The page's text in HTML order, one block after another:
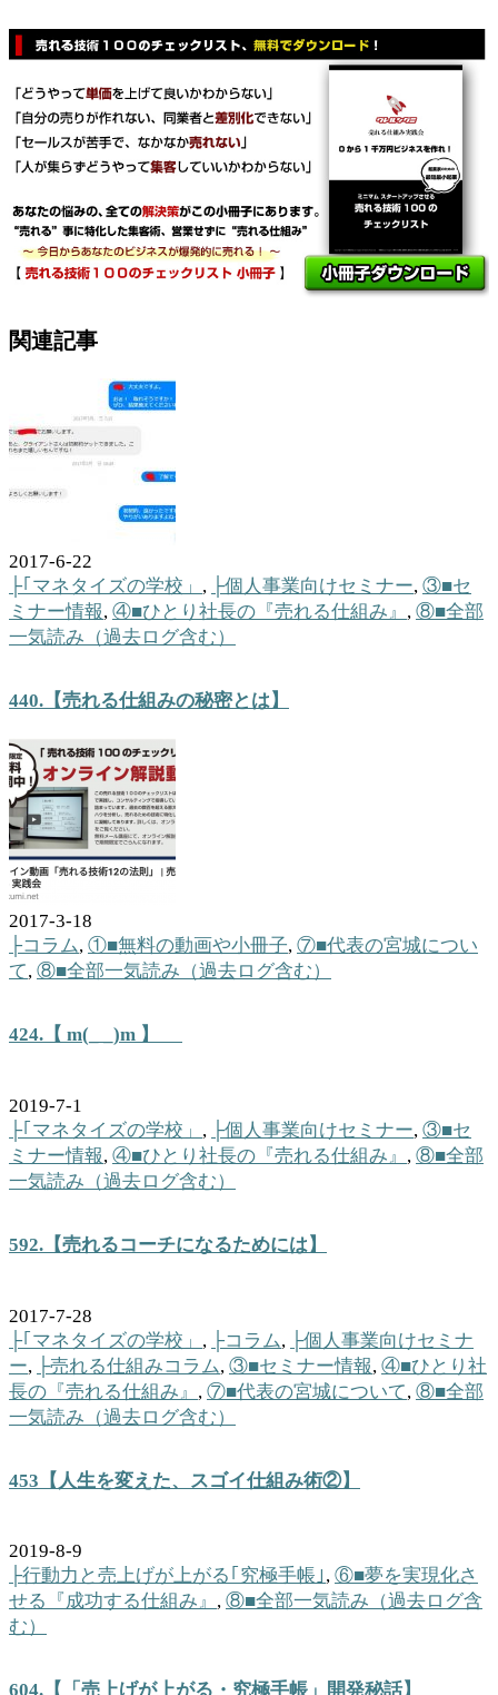
関連記事
2017-6-22
├｢マネタイズの学校」 , ├個人事業向けセミナー, ③■セ
ミナー情報, ④■ひとり社長の『売れる仕組み』 , ⑧■全部
一気読み（過去ログ含む）
440.【売れる仕組みの秘密とは】
2017-3-18
├コラム, ①■無料の動画や小冊子, ⑦■代表の宮城につい
て, ⑧■全部一気読み（過去ログ含む）
424.【 m(_ _)m 】
2019-7-1
├｢マネタイズの学校」 , ├個人事業向けセミナー, ③■セ
ミナー情報, ④■ひとり社長の『売れる仕組み』 , ⑧■全部
一気読み（過去ログ含む）
592.【売れるコーチになるためには】
2017-7-28
├｢マネタイズの学校」 , ├コラム, ├個人事業向けセミナ
ー, ├売れる仕組みコラム, ③■セミナー情報, ④■ひとり社
長の『売れる仕組み』 , ⑦■代表の宮城について, ⑧■全部
一気読み（過去ログ含む）
453【人生を変えた、スゴイ仕組み術②】
2019-8-9
├行動力と売上げが上がる｢究極手帳｣ , ⑥■夢を実現化さ
せる『成功する仕組み』 , ⑧■全部一気読み（過去ログ含
む）
604.【「売上げが上がる・究極手帳」開発秘話】